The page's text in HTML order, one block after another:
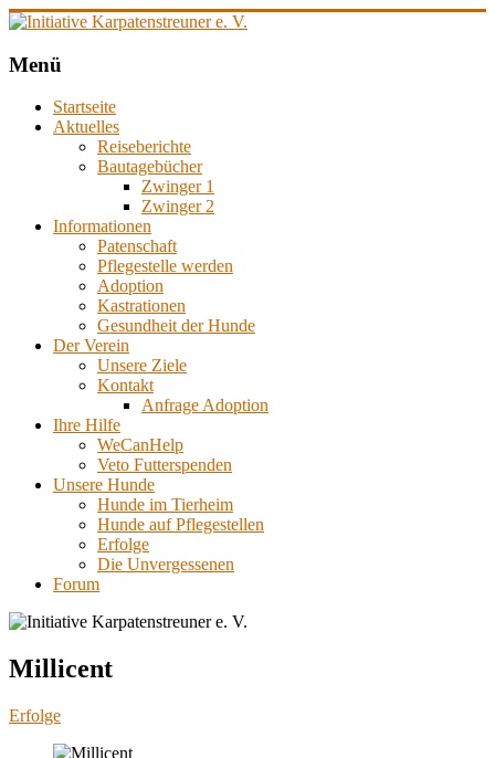
Zum
springen
Initiative
Tierschutz
Menü
Startseite
Aktuelles
Reiseberichte
Bautagebücher
Zwinger 1
Zwinger 2
Informationen
Patenschaft
Pflegestelle werden
Adoption
Kastrationen
Gesundheit der Hunde
Der Verein
Unsere Ziele
Kontakt
Anfrage Adoption
Ihre Hilfe
WeCanHelp
Veto Futterspenden
Unsere Hunde
Hunde im Tierheim
Hunde auf Pflegestellen
Erfolge
Die Unvergessenen
Forum
Millicent
Erfolge